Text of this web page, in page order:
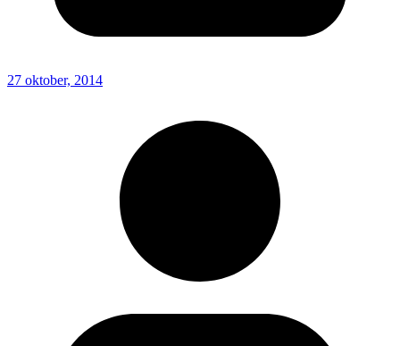
27 oktober, 2014